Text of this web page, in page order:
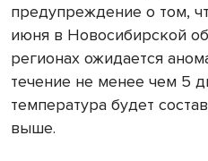
предупреждение о том,
июня в Новосибирской
регионах ожидается
течение не менее чем 5
температура будет
выше.